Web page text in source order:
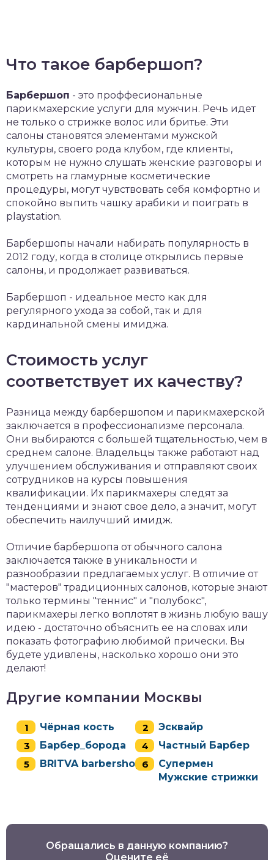
Что такое барбершоп?
Барбершоп - это проффесиональные
парикмахерские услуги для мужчин. Речь идет
не только о стрижке волос или бритье. Эти
салоны становятся элементами мужской
культуры, своего рода клубом, где клиенты,
которым не нужно слушать женские разговоры и
смотреть на гламурные косметические
процедуры, могут чувствовать себя комфортно и
спокойно выпить чашку арабики и поиграть в
playstation.
Барбершопы начали набирать популярность в
2012 году, когда в столице открылись первые
салоны, и продолжает развиваться.
Барбершоп - идеальное место как для
регулярного ухода за собой, так и для
кардинальной смены имиджа.
Стоимость услуг
соответствует их качеству?
Разница между барбершопом и парикмахерской
заключается в профессионализме персонала.
Они выбираются с большей тщательностью, чем в
среднем салоне. Владельцы также работают над
улучшением обслуживания и отправляют своих
сотрудников на курсы повышения
квалификации. Их парикмахеры следят за
тенденциями и знают свое дело, а значит, могут
обеспечить наилучший имидж.
Отличие барбершопа от обычного салона
заключается также в уникальности и
разнообразии предлагаемых услуг. В отличие от
"мастеров" традиционных салонов, которые знают
только термины "теннис" и "полубокс",
парикмахеры легко воплотят в жизнь любую вашу
идею - достаточно объяснить ее на словах или
показать фотографию любимой прически. Вы
будете удивлены, насколько хорошо они это
делают!
Другие компании Москвы
Чёрная кость
Эсквайр
Барбер_борода
Частный Барбер
BRITVA barbershop
Супермен
Мужские стрижки
Обращались в данную компанию?
Оцените её